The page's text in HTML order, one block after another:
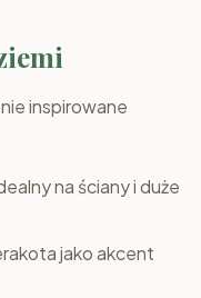
inspirowane
na ściany i duże
jako akcent